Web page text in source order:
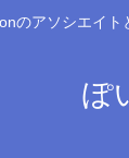
のアソシエイ
ぽ